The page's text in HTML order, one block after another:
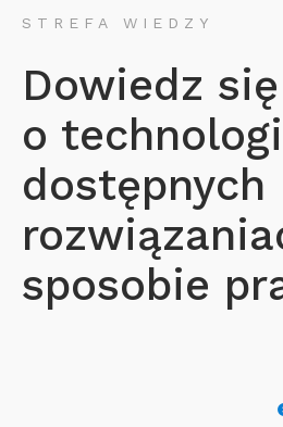
STREFA WIEDZY
Dowiedz
o
dostępnych
sposobie